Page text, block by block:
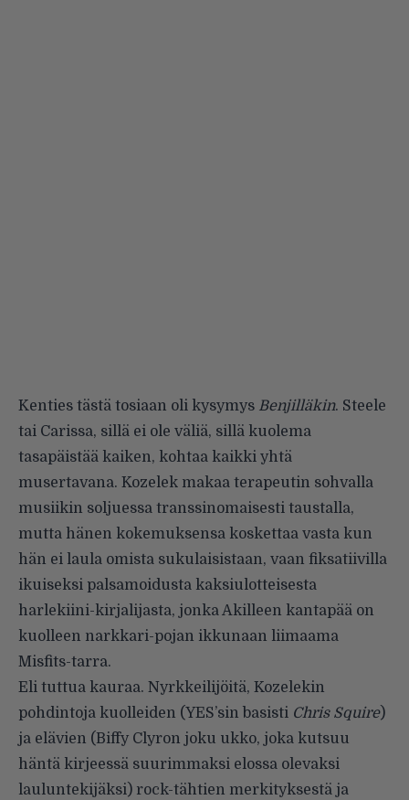
Kenties tästä tosiaan oli kysymys Benjilläkin. Steele
tai Carissa, sillä ei ole väliä, sillä kuolema
tasapäistää kaiken, kohtaa kaikki yhtä
musertavana. Kozelek makaa terapeutin sohvalla
musiikin soljuessa transsinomaisesti taustalla,
mutta hänen kokemuksensa koskettaa vasta kun
hän ei laula omista sukulaisistaan, vaan fiksatiivilla
ikuiseksi palsamoidusta kaksiulotteisesta
harlekiini-kirjalijasta, jonka Akilleen kantapää on
kuolleen narkkari-pojan ikkunaan liimaama
Misfits-tarra.
Eli tuttua kauraa. Nyrkkeilijöitä, Kozelekin
pohdintoja kuolleiden (YES’sin basisti Chris Squire)
ja elävien (Biffy Clyron joku ukko, joka kutsuu
häntä kirjeessä suurimmaksi elossa olevaksi
lauluntekijäksi) rock-tähtien merkityksestä ja